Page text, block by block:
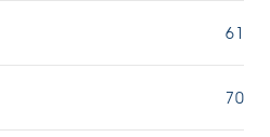
61
70